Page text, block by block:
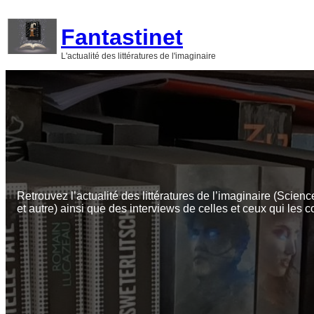
contenu
Fantastinet
L'actualité des littératures de l'imaginaire
Retrouvez l’actualité des littératures de l’imaginaire
et autre) ainsi que des interviews de celles et ceux qui les